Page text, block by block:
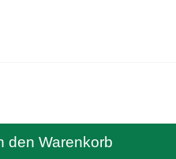
den Warenkorb